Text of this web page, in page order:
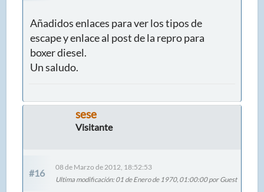
Añadidos enlaces para ver los tipos de
escape y enlace al post de la repro para
boxer diesel.
Un saludo.
sese
Visitante
#16
08 de Marzo de 2012, 18:52:53
Ultima modificación: 01 de Enero de 1970, 01:00:00 por Guest